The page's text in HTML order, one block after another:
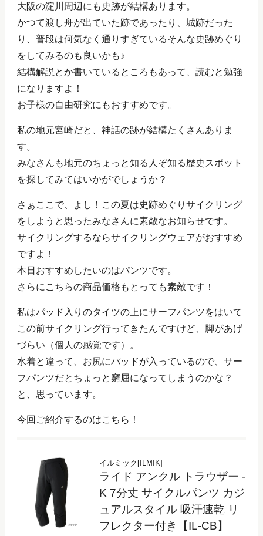
大阪の淀川周辺にも史跡が結構あります。
かつて渡し舟が出ていた跡であったり、城跡だった
り、普段は何気なく通りすぎているそんな史跡めぐり
をしてみるのも良いかも♪
結構解説とか書いているところもあって、読むと勉強
になりますよ！
お子様の自由研究にもおすすめです。
私の地元宮崎だと、神話の跡が結構たくさんありま
す。
みなさんも地元のちょっと知る人ぞ知る歴史スポット
を探してみてはいかがでしょうか？
さぁここで、よし！この夏は史跡めぐりサイクリング
をしようと思ったみなさんに素敵なお知らせです。
サイクリングするならサイクリングウェアがおすすめ
ですよ！
本日おすすめしたいのはパンツです。
さらにこちらの商品価格もとっても素敵です！
私はパッド入りのタイツの上にサーフパンツをはいて
この前サイクリング行ってきたんですけど、脚があげ
づらい（個人の感覚です）。
水着と違って、お尻にパッドが入っているので、サー
フパンツだとちょっと窮屈になってしまうのかな？
と、思っています。
今回ご紹介するのはこちら！
イルミック[ILMIK]
ライド アンクル トラウザー -
K 7分丈 サイクルパンツ カジ
ュアルスタイル 吸汗速乾 リ
フレクター付き【IL-CB】